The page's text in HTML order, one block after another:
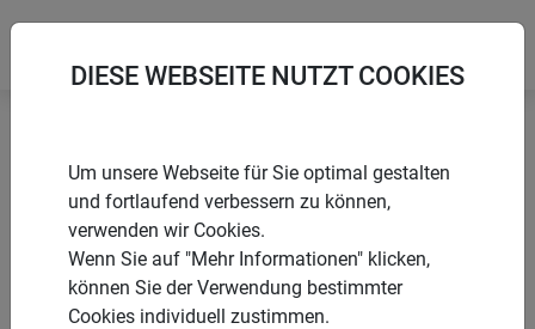
Startseite Rankgitter & Spaliere Holz-Spalier
PRODUKTE
DIESE WEBSEITE NUTZT COOKIES
Um unsere Webseite für Sie optimal gestalten
und fortlaufend verbessern zu können,
verwenden wir Cookies.
Wenn Sie auf "Mehr Informationen" klicken,
können Sie der Verwendung bestimmter
Cookies individuell zustimmen.